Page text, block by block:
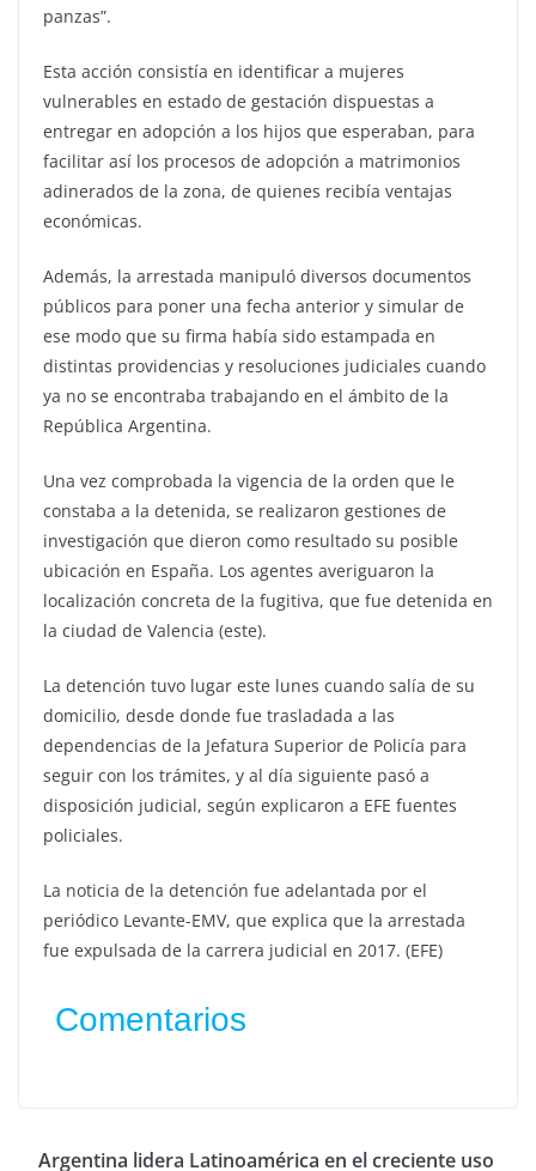
panzas”.
Esta acción consistía en identificar a mujeres
vulnerables en estado de gestación dispuestas a
entregar en adopción a los hijos que esperaban, para
facilitar así los procesos de adopción a matrimonios
adinerados de la zona, de quienes recibía ventajas
económicas.
Además, la arrestada manipuló diversos documentos
públicos para poner una fecha anterior y simular de
ese modo que su firma había sido estampada en
distintas providencias y resoluciones judiciales cuando
ya no se encontraba trabajando en el ámbito de la
República Argentina.
Una vez comprobada la vigencia de la orden que le
constaba a la detenida, se realizaron gestiones de
investigación que dieron como resultado su posible
ubicación en España. Los agentes averiguaron la
localización concreta de la fugitiva, que fue detenida en
la ciudad de Valencia (este).
La detención tuvo lugar este lunes cuando salía de su
domicilio, desde donde fue trasladada a las
dependencias de la Jefatura Superior de Policía para
seguir con los trámites, y al día siguiente pasó a
disposición judicial, según explicaron a EFE fuentes
policiales.
La noticia de la detención fue adelantada por el
periódico Levante-EMV, que explica que la arrestada
fue expulsada de la carrera judicial en 2017. (EFE)
Comentarios
Argentina lidera Latinoamérica en el creciente uso